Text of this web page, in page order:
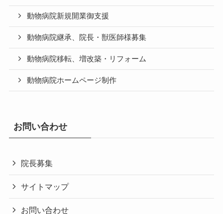
動物病院新規開業御支援
動物病院継承、院長・獣医師様募集
動物病院移転、増改築・リフォーム
動物病院ホームページ制作
お問い合わせ
院長募集
サイトマップ
お問い合わせ